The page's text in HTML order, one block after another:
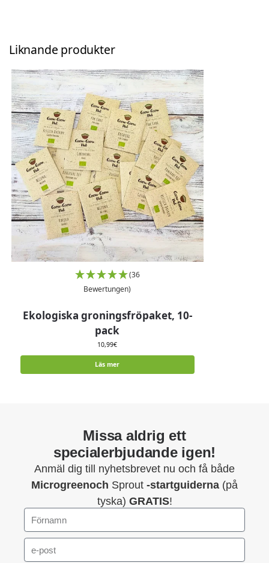
Liknande produkter
(36
Bewertungen)
Ekologiska groningsfröpaket, 10-
pack
10,99€
Läs mer
Missa aldrig ett
specialerbjudande igen!
Anmäl dig till nyhetsbrevet nu och få både
Microgreenoch Sprout -startguiderna (på
tyska) GRATIS!